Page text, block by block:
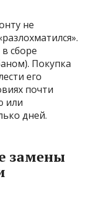
не
сборе
Покупка
его
почти
или
дней.
замены